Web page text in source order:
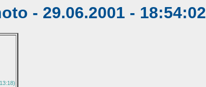
- 29.06.2001 - 18:54:02